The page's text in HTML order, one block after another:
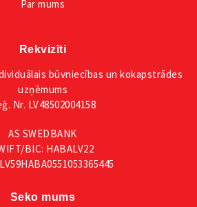
Par mums
Rekvizīti
būvniecības un kokapstrādes
uzņēmums
Nr. LV48502004158
AS SWEDBANK
BIC: HABALV22
Seko mums